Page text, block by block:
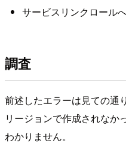
サービスリンクロール
調査
前述したエラーは見ての通
リージョンで作成されなか
わかりません。